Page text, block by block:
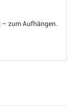
– zum Aufhängen.